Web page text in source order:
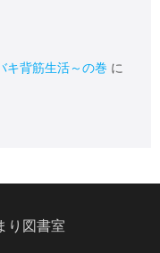
キ背筋生活～の巻 に
り図書室